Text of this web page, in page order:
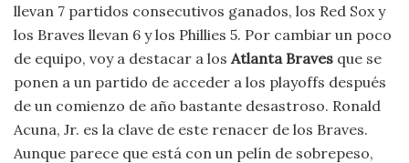
llevan 7 partidos consecutivos ganados, los Red Sox y
los Braves llevan 6 y los Phillies 5. Por cambiar un poco
de equipo, voy a destacar a los Atlanta Braves que se
ponen a un partido de acceder a los playoffs después
de un comienzo de año bastante desastroso. Ronald
Acuna, Jr. es la clave de este renacer de los Braves.
Aunque parece que está con un pelín de sobrepeso,